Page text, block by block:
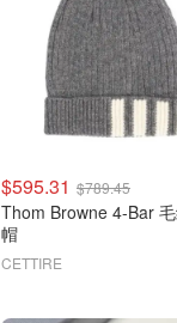
$595.31 $789.45
Thom Browne 4-Bar
帽
CETTIRE